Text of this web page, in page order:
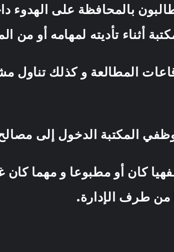
بالمحافظة على الهدوء
أثناء تأديته لمهامه
المطالعة و كذلك تناول
المكتبة الدخول إلى مصالح
كان أو مطبوعا و مهما كان
المرخص بها من